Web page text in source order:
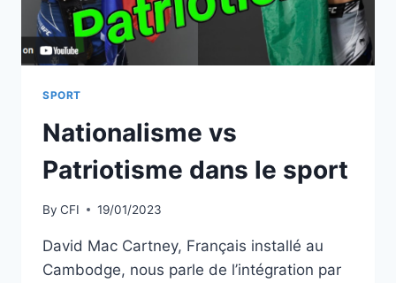
OUTDOOR
ACTIVITIES
IN
SPORT
Nationalisme vs
Patriotisme dans le sport
By CFI 19/01/2023
David Mac Cartney, Français installé au
Cambodge, nous parle de l’intégration par